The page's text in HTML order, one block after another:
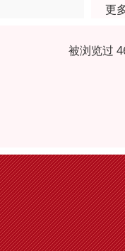
更
被浏览过